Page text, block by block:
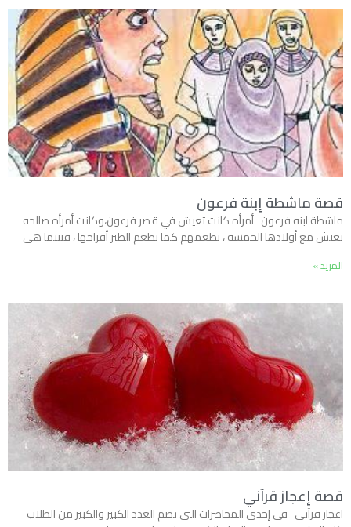
قصة ماشطة إبنة فرعون
ماشطة ابنه فرعون أمرأه كانت تعيش في قصر فرعون،وكانت أمرأه صالحه
تعيش مع أولادها الخمسة ، تطعمهم كما تطعم الطير أفراخها ، فبينما هي
المزيد »
قصة إعجاز قرآني
اعجاز قرآنى في إحدى المحاضرات التي تضم العدد الكبير والكبير من الطلاب